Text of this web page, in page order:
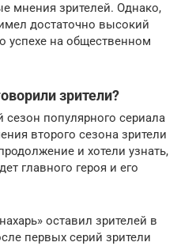
мнения зрителей. Однако,
достаточно высокий
успехе на общественном
зрители?
сезон популярного сериала
второго сезона зрители
и хотели узнать,
главного героя и его
оставил зрителей в
первых серий зрители